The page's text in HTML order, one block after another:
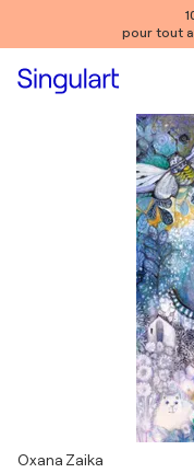
pour tout
Oxana Zaika